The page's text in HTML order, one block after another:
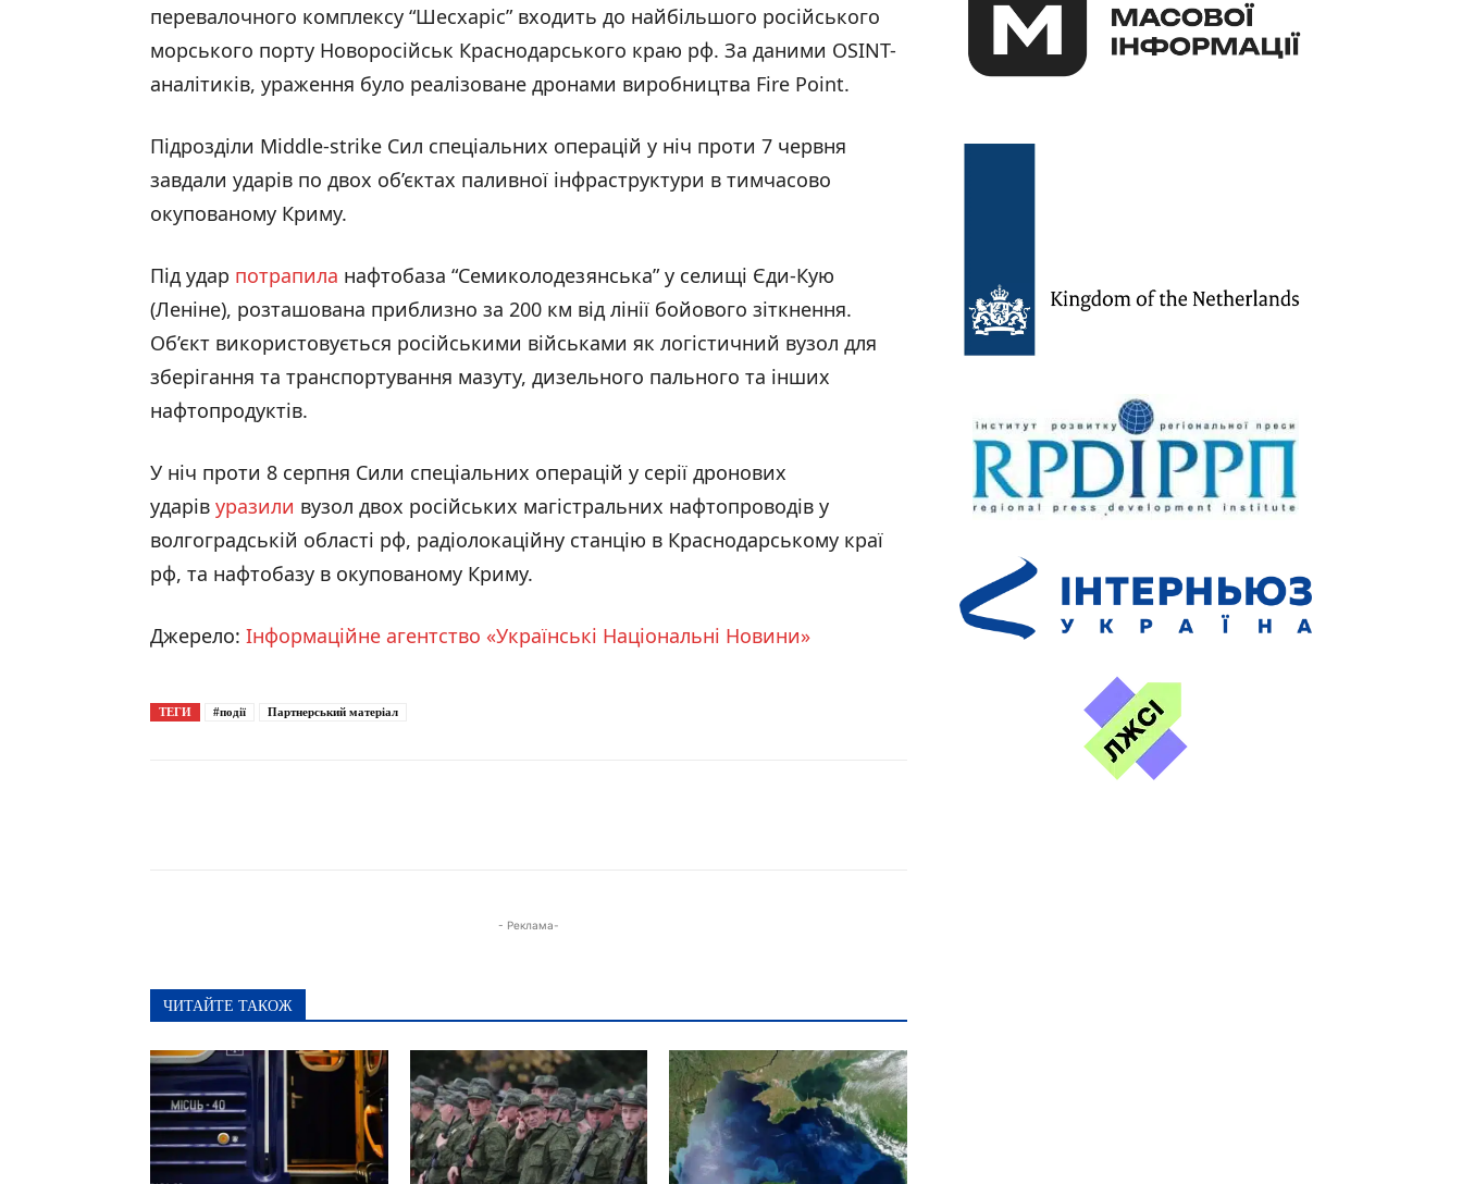
перевалочного комплексу “Шесхаріс” входить до найбільшого російського
морського порту Новоросійськ Краснодарського краю рф. За даними OSINT-
аналітиків, ураження було реалізоване дронами виробництва Fire Point.
Підрозділи Middle-strike Сил спеціальних операцій у ніч проти 7 червня
завдали ударів по двох об’єктах паливної інфраструктури в тимчасово
окупованому Криму.
Під удар потрапила нафтобаза “Семиколодезянська” у селищі Єди-Кую
(Леніне), розташована приблизно за 200 км від лінії бойового зіткнення.
Об’єкт використовується російськими військами як логістичний вузол для
зберігання та транспортування мазуту, дизельного пального та інших
нафтопродуктів.
У ніч проти 8 серпня Сили спеціальних операцій у серії дронових
ударів уразили вузол двох російських магістральних нафтопроводів у
волгоградській області рф, радіолокаційну станцію в Краснодарському краї
рф, та нафтобазу в окупованому Криму.
Джерело: Інформаційне агентство «Українські Національні Новини»
ТЕГИ #події Партнерський матеріал
- Реклама-
ЧИТАЙТЕ ТАКОЖ